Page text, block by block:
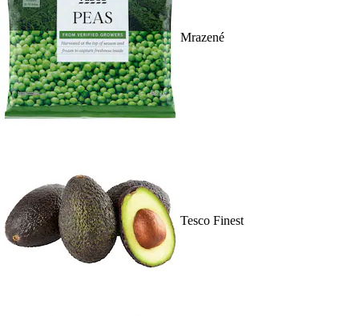
Mrazené
Tesco Finest